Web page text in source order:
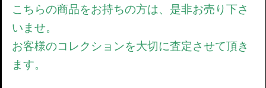
こちらの商品をお持ちの方は、是非お売り下さ
いませ。
お客様のコレクションを大切に査定させて頂き
ます。